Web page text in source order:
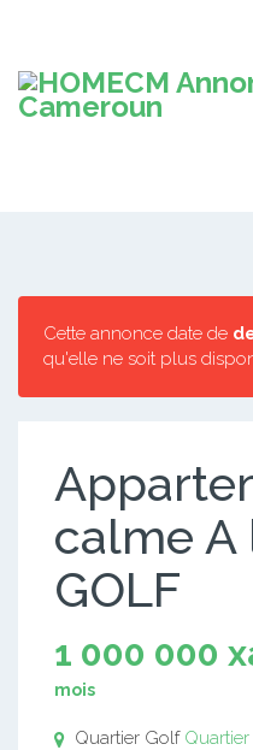
Cette annonce date de
qu'elle ne soit plus
calme A
GOLF
1 000 000
mois
Quartier Golf